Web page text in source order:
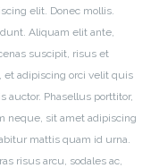
elit. Donec mollis.
Aliquam elit ante,
suscipit, risus et
et adipiscing orci velit quis
auctor. Phasellus porttitor,
neque, sit amet adipiscing
mattis quam id urna.
risus arcu, sodales ac,